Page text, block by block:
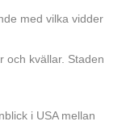
med vilka vidder
och kvällar. Staden
i USA mellan